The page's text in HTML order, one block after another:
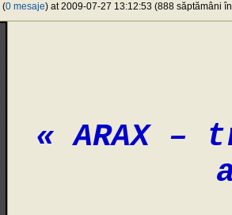
(0 mesaje) at 2009-07-27 13:12:53 (888 săptămâni
« ARAX